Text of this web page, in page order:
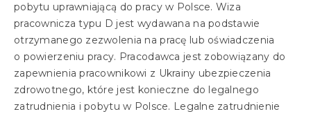
pobytu uprawniającą do pracy w Polsce. Wiza
pracownicza typu D jest wydawana na podstawie
otrzymanego zezwolenia na pracę lub oświadczenia
o powierzeniu pracy. Pracodawca jest zobowiązany do
zapewnienia pracownikowi z Ukrainy ubezpieczenia
zdrowotnego, które jest konieczne do legalnego
zatrudnienia i pobytu w Polsce. Legalne zatrudnienie